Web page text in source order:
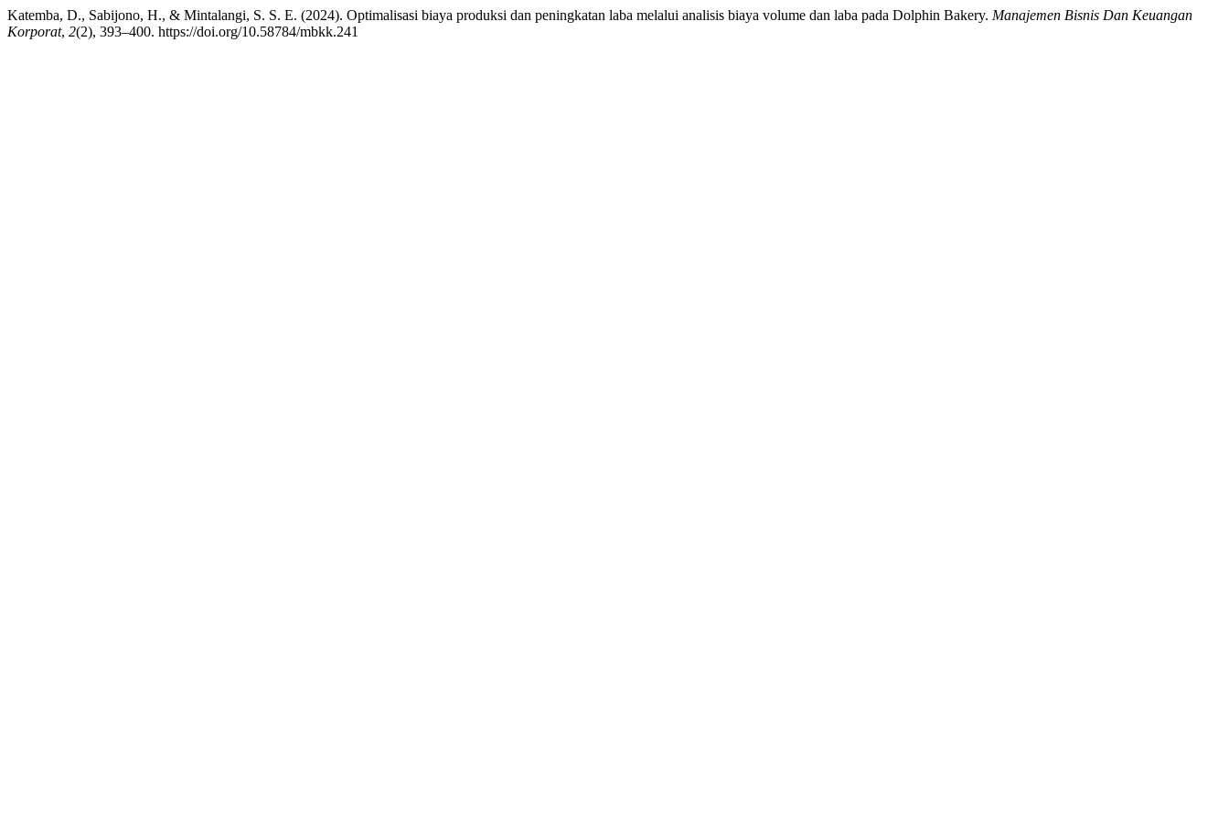
Katemba, D., Sabijono, H., & Mintalangi, S. S. E. (2024). Optimalisasi biaya produksi dan peningkatan laba melalui analisis biaya volume dan laba pada Dolphin Bakery. Manajemen Bisnis Dan Keuangan
Korporat, 2(2), 393–400. https://doi.org/10.58784/mbkk.241